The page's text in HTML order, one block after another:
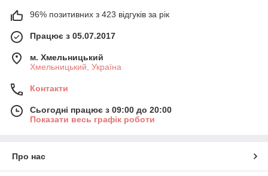
96% позитивних з 423 відгуків за рік
Працює з 05.07.2017
м. Хмельницький
Хмельницький, Україна
Контакти
Сьогодні працює з 09:00 до 20:00
Показати весь графік роботи
Про нас